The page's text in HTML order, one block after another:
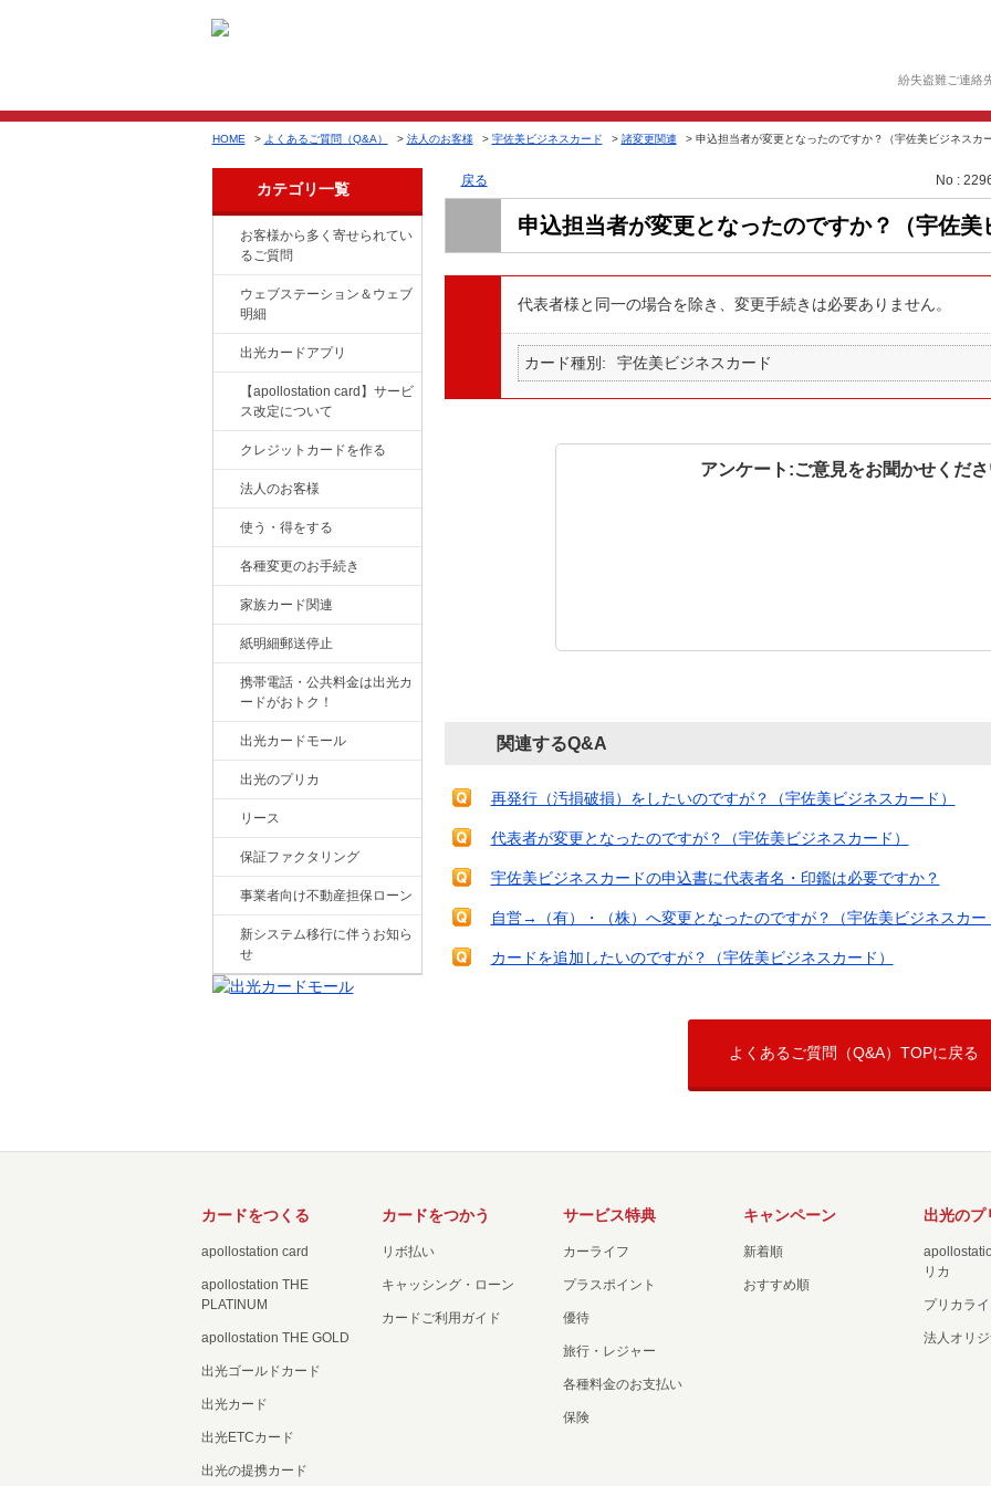
紛失盗難ご連絡
HOME > よくあるご質問（Q&A） > 法人のお客様 > 宇佐美ビジネスカード > 諸変更関連 > 申込担当者が変更となったのですか？（宇佐美ビジネスカ
カテゴリ一覧
お客様から多く寄せられてい
るご質問
ウェブステーション＆ウェブ
明細
出光カードアプリ
【apollostation card】サービ
ス改定について
クレジットカードを作る
法人のお客様
使う・得をする
各種変更のお手続き
家族カード関連
紙明細郵送停止
携帯電話・公共料金は出光カ
ードがおトク！
出光カードモール
出光のプリカ
リース
保証ファクタリング
事業者向け不動産担保ローン
新システム移行に伴うお知ら
せ
戻る No :
申込担当者が変更となったのですか？（宇佐美
代表者様と同一の場合を除き、変更手続きは必要ありません。
カード種別 宇佐美ビジネスカード
アンケート:ご意見をお聞かせくだ
関連するQ&A
再発行（汚損破損）をしたいのですが？（宇佐美ビジネスカード）
代表者が変更となったのですが？（宇佐美ビジネスカード）
宇佐美ビジネスカードの申込書に代表者名・印鑑は必要ですか？
自営→（有）・（株）へ変更となったのですが？（宇佐美ビジネスカー
カードを追加したいのですが？（宇佐美ビジネスカード）
よくあるご質問（Q&A）TOPに戻る
カードをつくる
apollostation card
apollostation THE
PLATINUM
apollostation THE GOLD
出光ゴールドカード
出光カード
出光ETCカード
出光の提携カード
カードをつかう
リボ払い
キャッシング・ローン
カードご利用ガイド
サービス特典
カーライフ
プラスポイント
優待
旅行・レジャー
各種料金のお支払い
保険
キャンペーン
新着順
おすすめ順
出光のプ
リカ
プリカラ
法人オリ